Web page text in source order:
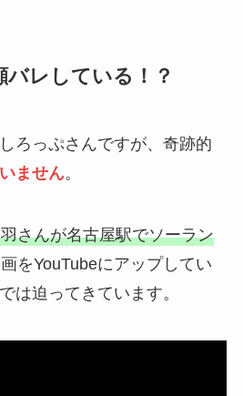
レしている！？
ろっぷさんですが、奇跡的
ません。
さんが名古屋駅でソーラン
をYouTubeにアップしてい
は迫ってきています。